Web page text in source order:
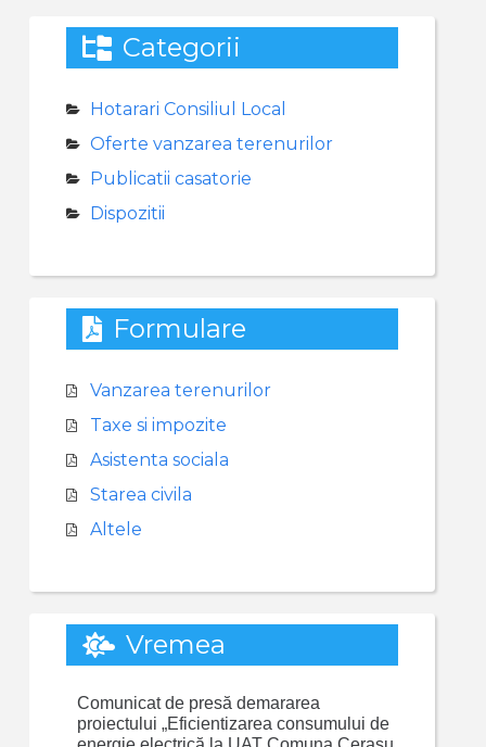
Categorii
Hotarari Consiliul Local
Oferte vanzarea terenurilor
Publicatii casatorie
Dispozitii
Formulare
Vanzarea terenurilor
Taxe si impozite
Asistenta sociala
Starea civila
Altele
Vremea
Comunicat de presă demararea
proiectului „Eficientizarea consumului de